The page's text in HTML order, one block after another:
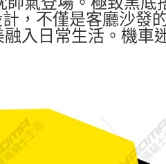
，不僅是客廳沙發
入日常生活。機車